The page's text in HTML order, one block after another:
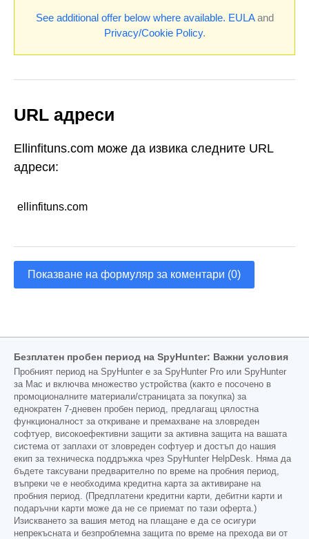
See additional offer below where available. EULAand
Privacy/Cookie Policy.
URL адреси
Ellinfituns.com може да извика следните URL
адреси:
ellinfituns.com
Показване на формуляр за коментари (0)
Безплатен пробен период на SpyHunter: Важни условия
Пробният период на SpyHunter е за SpyHunter Pro или SpyHunter
за Mac и включва множество устройства (както е посочено в
промоционалните материали/страницата за покупка) за
еднократен 7-дневен пробен период, предлагащ цялостна
функционалност за откриване и премахване на зловреден
софтуер, високоефективни защити за активна защита на вашата
система от заплахи от зловреден софтуер и достъп до нашия
екип за техническа поддръжка чрез SpyHunter HelpDesk. Няма да
бъдете таксувани предварително по време на пробния период,
въпреки че е необходима кредитна карта за активиране на
пробния период. (Предплатени кредитни карти, дебитни карти и
подаръчни карти може да не се приемат по тази оферта.)
Изискването за вашия метод на плащане е да се осигури
непрекъсната и безпроблемна защита по време на прехода ви от